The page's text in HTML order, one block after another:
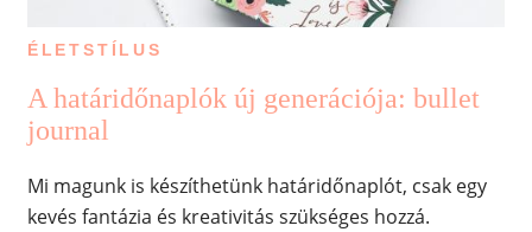
ÉLETSTÍLUS
A határidőnaplók új generációja: bullet
journal
Mi magunk is készíthetünk határidőnaplót, csak egy
kevés fantázia és kreativitás szükséges hozzá.